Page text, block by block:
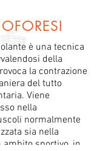
è una tecnica
della
la contrazione
del tutto
Viene
nella
normalmente
sia nella
ambito sportivo, in